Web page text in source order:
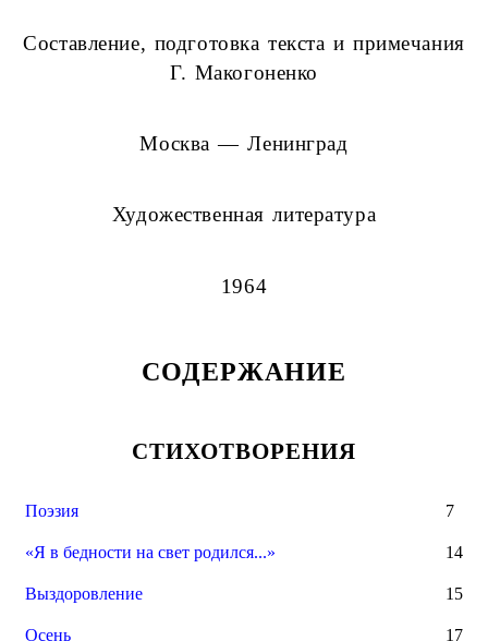
Составление, подготовка текста и примечания
Г. Макогоненко
Москва — Ленинград
Художественная литература
1964
СОДЕРЖАНИЕ
СТИХОТВОРЕНИЯ
Поэзия 7
«Я в бедности на свет родился...» 14
Выздоровление 15
Осень 17